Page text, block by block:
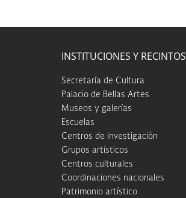
INSTITUCIONES Y RECINTOS
Secretaría de Cultura
Palacio de Bellas Artes
Museos y galerías
Escuelas
Centros de investigación
Grupos artísticos
Centros culturales
Coordinaciones nacionales
Patrimonio artístico